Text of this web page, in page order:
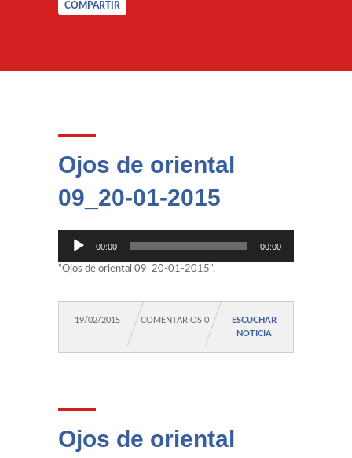
COMPARTIR
Ojos de oriental
09_20-01-2015
Reproductor
audio
00:00 00:00
“Ojos de oriental 09_20-01-2015”.
19/02/2015 COMENTARIOS 0
ESCUCHAR
NOTICIA
Ojos de oriental